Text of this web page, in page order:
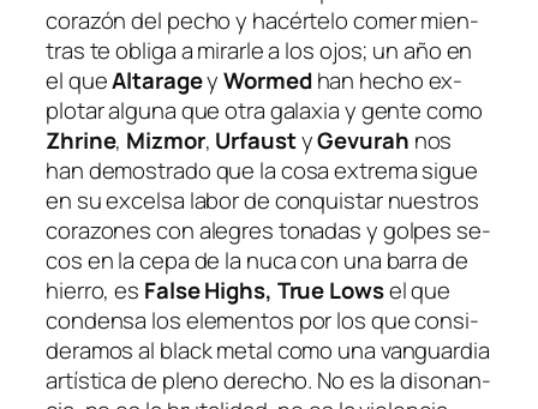
co­ra­zón del pe­cho y ha­cér­te­lo co­mer mien­
tras te obli­ga a mi­rar­le a los ojos; un año en
el queAltarageyWormedhan he­cho ex­
plo­tar al­gu­na que otra ga­la­xia y gen­te co­mo
Zhrine, Mizmor, UrfaustyGevurah nos
han de­mos­tra­do que la co­sa ex­tre­ma si­gue
en su ex­cel­sa la­bor de con­quis­tar nues­tros
co­ra­zo­nes con ale­gres to­na­das y gol­pes se­
cos en la ce­pa de la nu­ca con una ba­rra de
hie­rro, es False Highs, True Lowsel que
con­den­sa los ele­men­tos por los que con­si­
de­ra­mos al black me­tal co­mo una van­guar­dia
ar­tís­ti­ca de pleno de­re­cho. No es la di­so­nan­